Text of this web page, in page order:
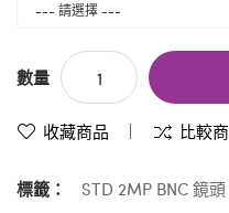
數量
收藏商品 比較
標籤： STD 2MP BNC 鏡